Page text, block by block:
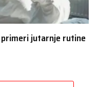
jutarnje rutine